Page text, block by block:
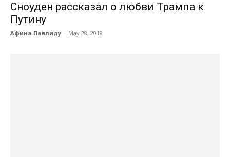
Сноуден рассказал о любви Трампа к
Путину
Афина Павлиду - May 28, 2018